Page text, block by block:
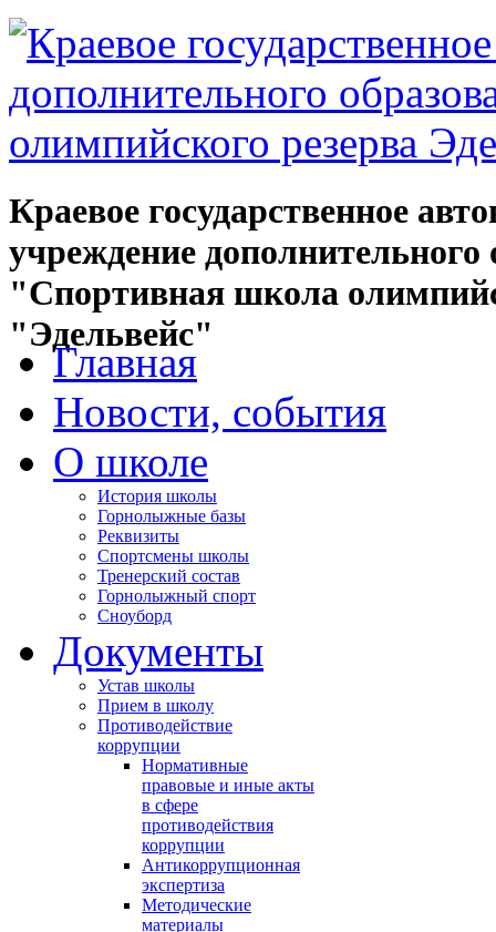
Краевое государственное
учреждение дополнительного
"Спортивная школа
"Эдельвейс"
Главная
Новости, события
О школе
История школы
Горнолыжные базы
Реквизиты
Спортсмены школы
Тренерский состав
Горнолыжный спорт
Сноуборд
Документы
Устав школы
Прием в школу
Противодействие
коррупции
Нормативные
правовые и иные акты
в сфере
противодействия
коррупции
Антикоррупционная
экспертиза
Методические
материалы